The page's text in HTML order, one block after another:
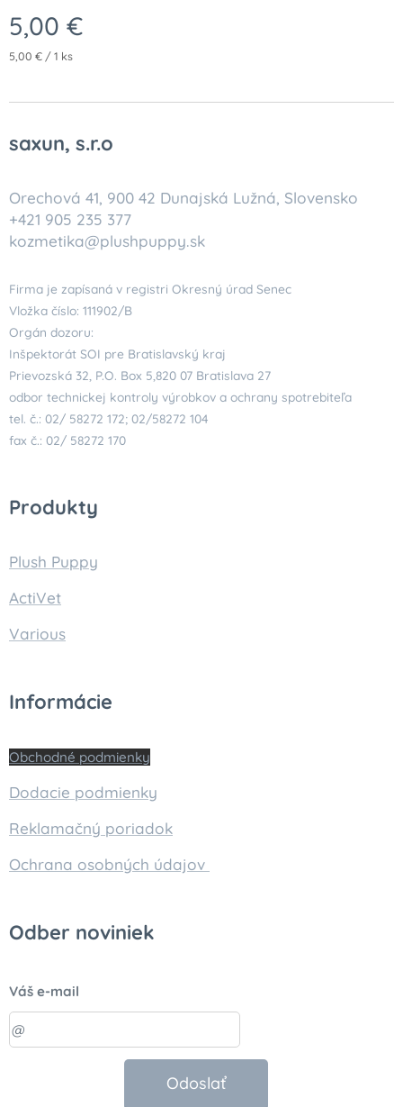
5,00 €
5,00 € / 1 ks
saxun, s.r.o
Orechová 41, 900 42 Dunajská Lužná, Slovensko
+421 905 235 377
kozmetika@plushpuppy.sk
Firma je zapísaná v registri Okresný úrad Senec
Vložka číslo: 111902/B
Orgán dozoru:
Inšpektorát SOI pre Bratislavský kraj
Prievozská 32, P.O. Box 5,820 07 Bratislava 27
odbor technickej kontroly výrobkov a ochrany spotrebiteľa
tel. č.: 02/ 58272 172; 02/58272 104
fax č.: 02/ 58272 170
Produkty
Plush Puppy
ActiVet
Various
Informácie
Obchodné podmienky
Dodacie podmienky
Reklamačný poriadok
Ochrana osobných údajov
Odber noviniek
Váš e-mail
Odoslať